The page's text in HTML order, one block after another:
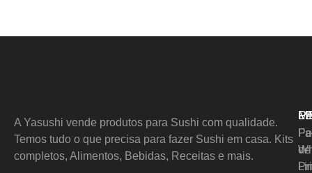
A Yasushi vende produtos para Sushi com qualidade.
Temos tudo o que precisa para fazer Sushi em casa. Kits
completos, Alimentos, Bebidas, Receitas e mais.
de